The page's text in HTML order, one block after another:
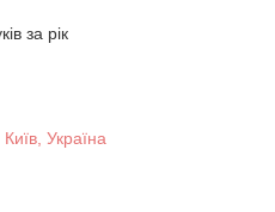
за рік
Україна